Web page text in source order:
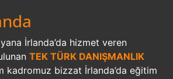
İrlanda’da hizmet veren
TEK TÜRK DANIŞMANLIK
kadromuz bizzat İrlanda’da eğitim